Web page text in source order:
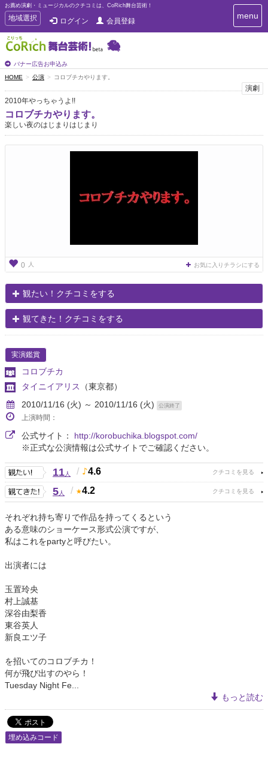
お薦め演劇・ミュージカルのクチコミは、CoRich舞台芸術！
T
o
g
g
e
n
a
v
g
a
地域選択 ログイン 会員登録
バナー広告お申込み
T
o
g
a
menu
HOME 公演 コロブチカやります。
演劇
2010年やっちゃうよ!!
コロブチカやります。
楽しい夜のはじまりはじまり
0 人 お気に入りチラシにする
観たい！クチコミをする
観てきた！クチコミをする
実演鑑賞
コロブチカ
タイニイアリス
（東京都）
2010/11/16 (火) ～ 2010/11/16 (火)
公演終了
上演時間：
公式サイト： http://korobuchika.blogspot.com/
※正式な公演情報は公式サイトでご確認ください。
11人 / 4.6
5人 / 4.2
それぞれ持ち寄りで作品を持ってくるという
ある意味のショーケース形式公演ですが、
私はこれをpartyと呼びたい。
出演者には
玉置玲央
村上誠基
深谷由梨香
東谷英人
新良エツ子
を招いてのコロブチカ！
何が飛び出すのやら！
Tuesday Night Fe...
もっと読む
埋め込みコード